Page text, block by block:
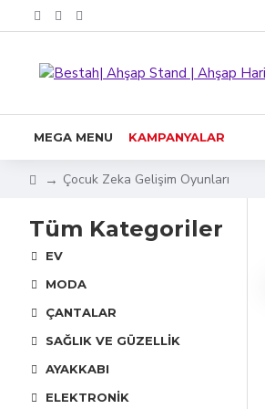
MEGA MENU KAMPANYALAR
Çocuk Zeka Gelişim Oyunları
Tüm Kategoriler
EV
MODA
ÇANTALAR
SAĞLIK VE GÜZELLIK
AYAKKABI
ELEKTRONIK